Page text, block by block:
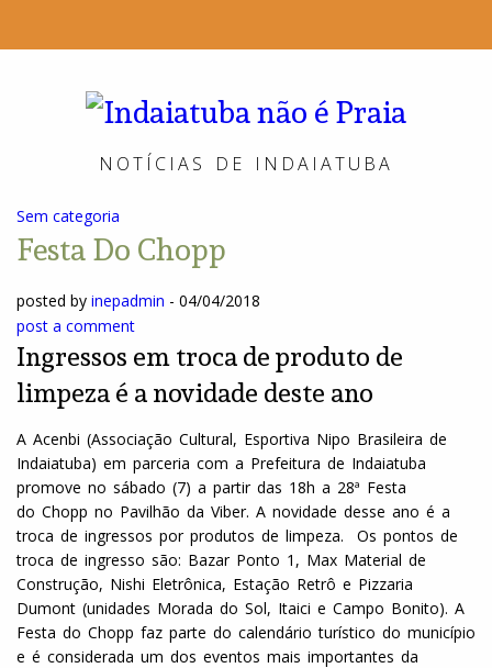
NOTÍCIAS DE INDAIATUBA
Sem categoria
Festa Do Chopp
posted by inepadmin - 04/04/2018
post a comment
Ingressos em troca de produto de
limpeza é a novidade deste ano
A Acenbi (Associação Cultural, Esportiva Nipo Brasileira de
Indaiatuba) em parceria com a Prefeitura de Indaiatuba
promove no sábado (7) a partir das 18h a 28ª Festa
do Chopp no Pavilhão da Viber. A novidade desse ano é a
troca de ingressos por produtos de limpeza. Os pontos de
troca de ingresso são: Bazar Ponto 1, Max Material de
Construção, Nishi Eletrônica, Estação Retrô e Pizzaria
Dumont (unidades Morada do Sol, Itaici e Campo Bonito). A
Festa do Chopp faz parte do calendário turístico do município
e é considerada um dos eventos mais importantes da